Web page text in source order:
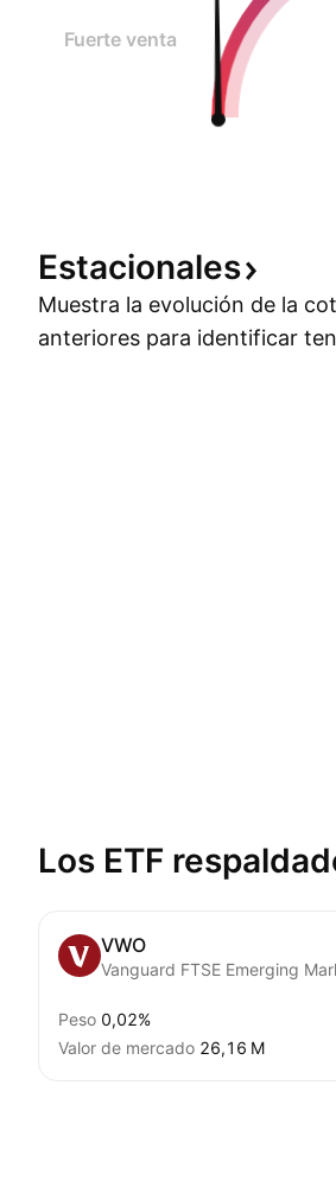
Fuerte venta
Estacionales
Muestra la evolución de la
anteriores para identificar
Los ETF
VWO
Peso 0,02%
Valor de mercado ‪26,16 M‬